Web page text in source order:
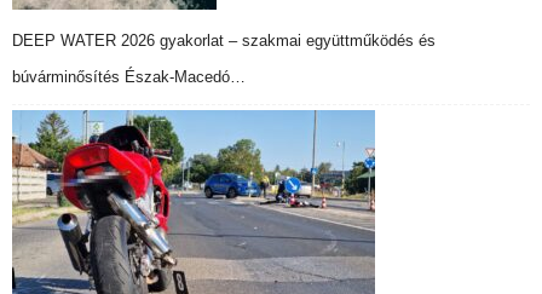
DEEP WATER 2026 gyakorlat – szakmai együttműködés és
búvárminősítés Észak-Macedó…